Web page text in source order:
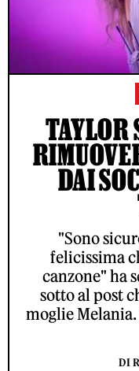
TAYLOR
DAI
"Sono
felicissima
canzone" ha
sotto al post
moglie
DI